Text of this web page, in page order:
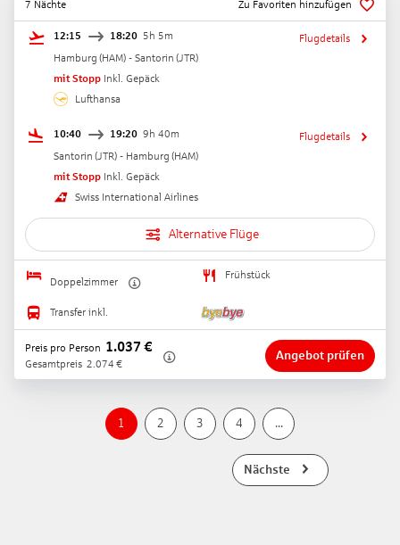
7 Nächte
Zu Favoriten hinzufügen
12:15 18:20 5h 5m
Hamburg (HAM) - Santorin (JTR)
mit Stopp Inkl. Gepäck
Lufthansa
Flugdetails
10:40 19:20 9h 40m
Santorin (JTR) - Hamburg (HAM)
mit Stopp Inkl. Gepäck
Swiss International Airlines
Flugdetails
Alternative Flüge
Doppelzimmer
Frühstück
Transfer inkl.
Preis pro Person 1.037 €
Gesamtpreis 2.074 €
Angebot prüfen
1 2 3 4 ...
Nächste